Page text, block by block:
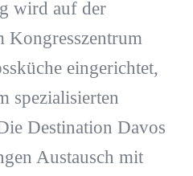
wird auf der
Kongresszentrum
eingerichtet,
spezialisierten
Destination Davos
Austausch mit